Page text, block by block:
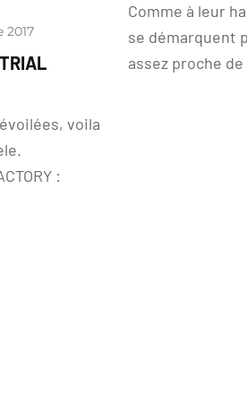
2017
voila
:
Comme à leur
se démarquent
assez proche